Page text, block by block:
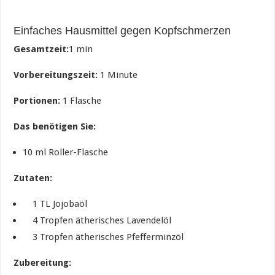
Einfaches Hausmittel gegen Kopfschmerzen
Gesamtzeit:1 min
Vorbereitungszeit: 1 Minute
Portionen: 1 Flasche
Das benötigen Sie:
10 ml Roller-Flasche
Zutaten:
1 TL Jojobaöl
4 Tropfen ätherisches Lavendelöl
3 Tropfen ätherisches Pfefferminzöl
Zubereitung: